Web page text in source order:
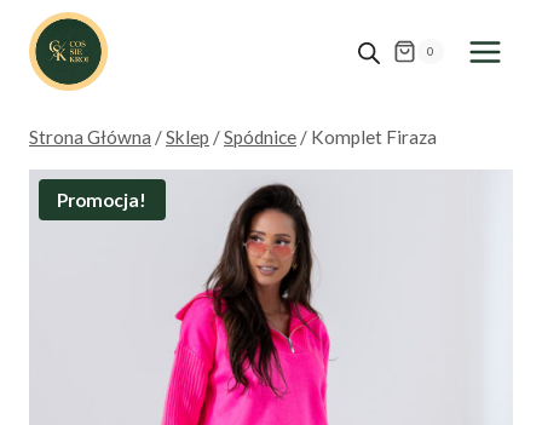
Przejdź
treści
0
Strona Główna /Sklep /Spódnice / Komplet Firaza
Promocja!